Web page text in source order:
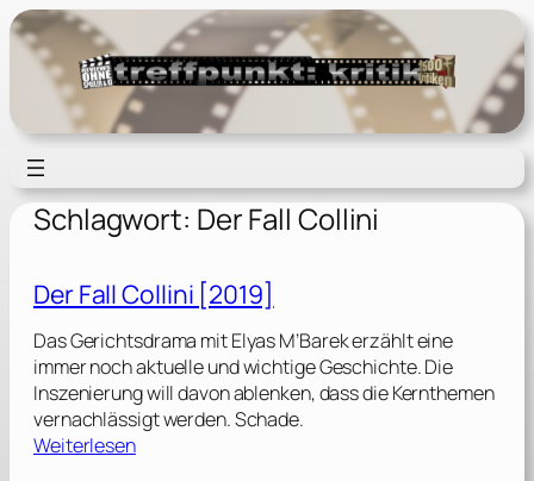
Zum
Inhalt
springen
Schlagwort: Der Fall Collini
Der Fall Collini [2019]
Das Gerichtsdrama mit Elyas M’Barek erzählt eine
immer noch aktuelle und wichtige Geschichte. Die
Inszenierung will davon ablenken, dass die Kernthemen
vernachlässigt werden. Schade.
Weiterlesen: